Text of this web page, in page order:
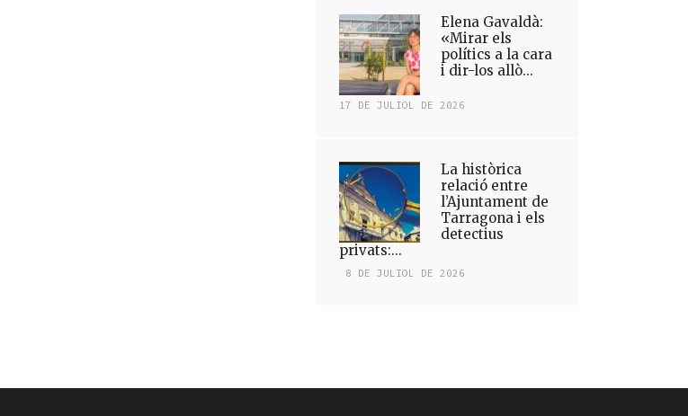
Elena Gavaldà:
«Mirar els
polítics a la cara
i dir-los allò...
17 DE JULIOL DE 2026
La històrica
relació entre
l’Ajuntament de
Tarragona i els
detectius
privats:...
8 DE JULIOL DE 2026